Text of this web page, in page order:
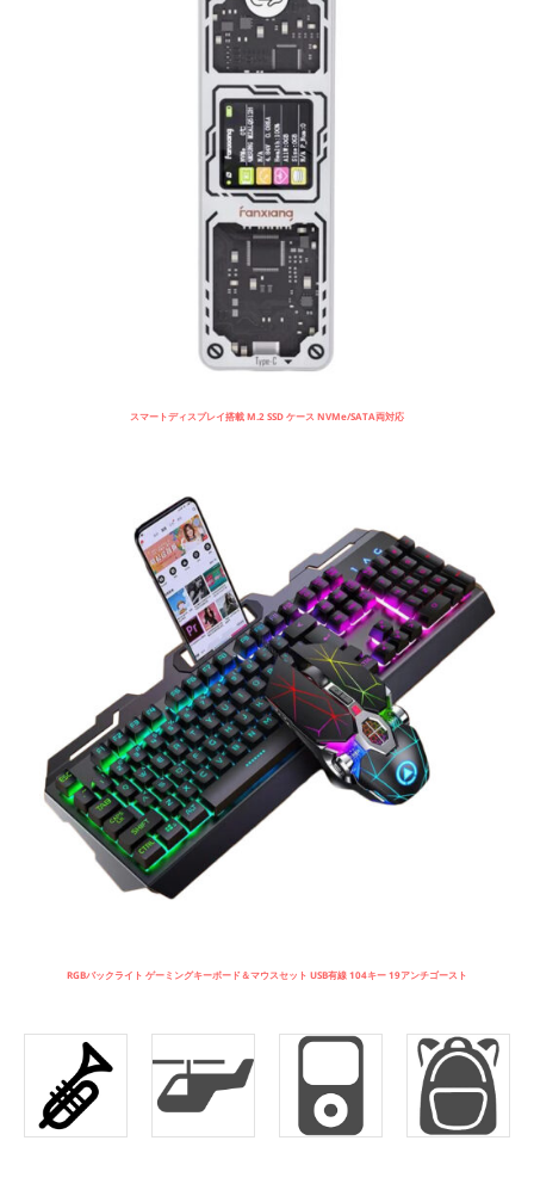
スマートディスプレイ搭載 M.2 SSD ケース NVMe/SATA両対応
RGBバックライト ゲーミングキーボード＆マウスセット USB有線 104キー 19アンチゴースト